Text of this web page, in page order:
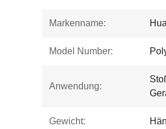
Markenname:
Model Number:
Anwendung:
Gewicht: